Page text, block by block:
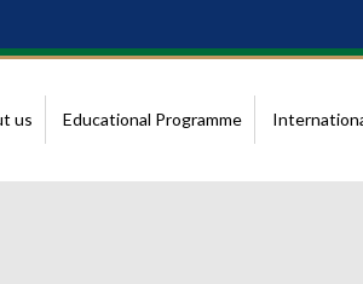
us Educational Programme